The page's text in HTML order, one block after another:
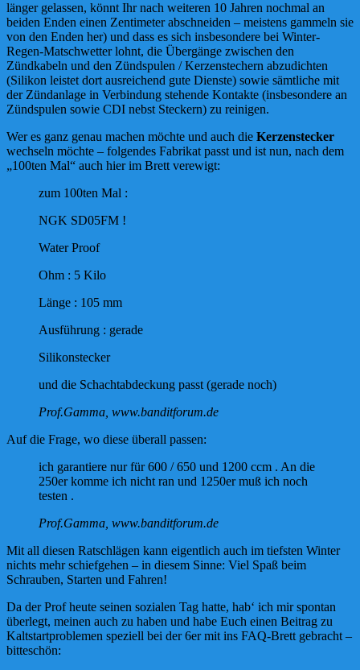
länger gelassen, könnt Ihr nach weiteren 10 Jahren nochmal an
beiden Enden einen Zentimeter abschneiden – meistens gammeln sie
von den Enden her) und dass es sich insbesondere bei Winter-
Regen-Matschwetter lohnt, die Übergänge zwischen den
Zündkabeln und den Zündspulen / Kerzenstechern abzudichten
(Silikon leistet dort ausreichend gute Dienste) sowie sämtliche mit
der Zündanlage in Verbindung stehende Kontakte (insbesondere an
Zündspulen sowie CDI nebst Steckern) zu reinigen.
Wer es ganz genau machen möchte und auch die Kerzenstecker
wechseln möchte – folgendes Fabrikat passt und ist nun, nach dem
„100ten Mal“ auch hier im Brett verewigt:
zum 100ten Mal :
NGK SD05FM !
Water Proof
Ohm : 5 Kilo
Länge : 105 mm
Ausführung : gerade
Silikonstecker
und die Schachtabdeckung passt (gerade noch)
Prof.Gamma, www.banditforum.de
Auf die Frage, wo diese überall passen:
ich garantiere nur für 600 / 650 und 1200 ccm . An die
250er komme ich nicht ran und 1250er muß ich noch
testen .
Prof.Gamma, www.banditforum.de
Mit all diesen Ratschlägen kann eigentlich auch im tiefsten Winter
nichts mehr schiefgehen – in diesem Sinne: Viel Spaß beim
Schrauben, Starten und Fahren!
Da der Prof heute seinen sozialen Tag hatte, hab‘ ich mir spontan
überlegt, meinen auch zu haben und habe Euch einen Beitrag zu
Kaltstartproblemen speziell bei der 6er mit ins FAQ-Brett gebracht –
bitteschön: